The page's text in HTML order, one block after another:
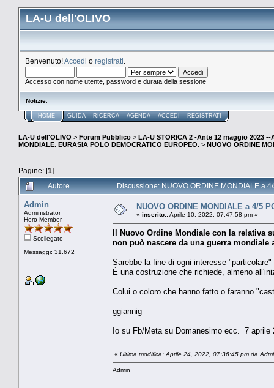
LA-U dell'OLIVO
Benvenuto!Accedi o registrati
Accesso con nome utente, password e durata della sessione
Notizie:
HOME GUIDA RICERCA AGENDA ACCEDI REGISTRATI
LA-U dell'OLIVO > Forum Pubblico > LA-U STORICA 2 -Ante 12 maggio 2023 --
MONDIALE. EURASIA POLO DEMOCRATICO EUROPEO. > NUOVO ORDINE
Pagine: [1]
Autore
Discussione: NUOVO ORDINE MONDIALE a
Admin
Administrator
Hero Member
Scollegato
Messaggi: 31.672
NUOVO ORDINE MONDIALE a 4/5
« inserito::Aprile 10, 2022, 07:47:58 pm »
Il Nuovo Ordine Mondiale con la relativa
non può nascere da una guerra mondiale
Sarebbe la fine di ogni interesse
È una costruzione che richiede, almeno
Colui o coloro che hanno fatto o faranno
ggiannig
Io su Fb/Meta su Domanesimo ecc. 7 aprile
« Ultima modifica: Aprile 24, 2022, 07:36:45 pm da
Admin